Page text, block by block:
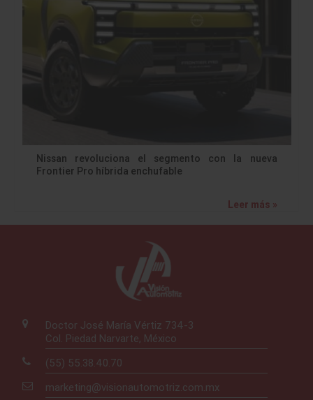
Nissan revoluciona el segmento con la nueva
Frontier Pro híbrida enchufable
Leer más »
Doctor José María Vértiz 734-3
Col. Piedad Narvarte, México
(55) 55.38.40.70
marketing@visionautomotriz.com.mx